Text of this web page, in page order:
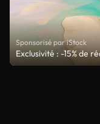
Sponsorisé par iStock
Exclusivité : -15% de